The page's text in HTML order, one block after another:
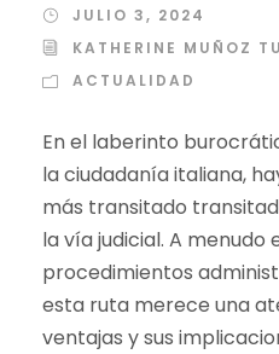
JULIO 3, 2024
KATHERINE MUÑOZ
ACTUALIDAD
En el laberinto
la ciudadanía italiana,
más transitado
la vía judicial. A menudo
procedimientos
esta ruta merece una
ventajas y sus